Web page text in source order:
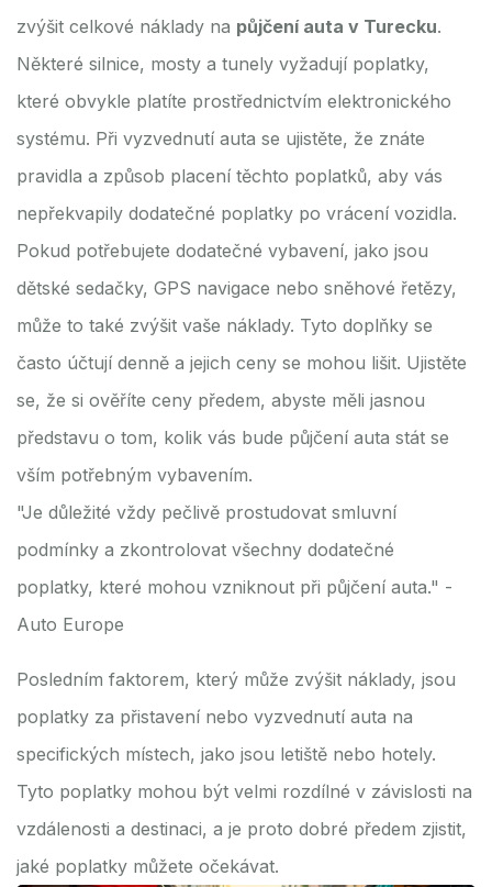
zvýšit celkové náklady na půjčení auta v Turecku.
Některé silnice, mosty a tunely vyžadují poplatky,
které obvykle platíte prostřednictvím elektronického
systému. Při vyzvednutí auta se ujistěte, že znáte
pravidla a způsob placení těchto poplatků, aby vás
nepřekvapily dodatečné poplatky po vrácení vozidla.
Pokud potřebujete dodatečné vybavení, jako jsou
dětské sedačky, GPS navigace nebo sněhové řetězy,
může to také zvýšit vaše náklady. Tyto doplňky se
často účtují denně a jejich ceny se mohou lišit. Ujistěte
se, že si ověříte ceny předem, abyste měli jasnou
představu o tom, kolik vás bude půjčení auta stát se
vším potřebným vybavením.
"Je důležité vždy pečlivě prostudovat smluvní
podmínky a zkontrolovat všechny dodatečné
poplatky, které mohou vzniknout při půjčení auta." -
Auto Europe
Posledním faktorem, který může zvýšit náklady, jsou
poplatky za přistavení nebo vyzvednutí auta na
specifických místech, jako jsou letiště nebo hotely.
Tyto poplatky mohou být velmi rozdílné v závislosti na
vzdálenosti a destinaci, a je proto dobré předem zjistit,
jaké poplatky můžete očekávat.